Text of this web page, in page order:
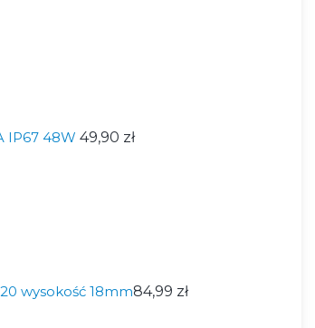
IP67 48W 49,90 zł
wysokość 18mm84,99 zł